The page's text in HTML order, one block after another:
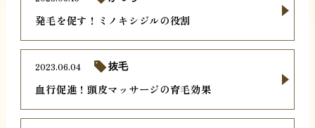
発毛を促す！ミノキシジルの役割
血行促進！頭皮マッサージの育毛効果
2023.06.04 抜毛